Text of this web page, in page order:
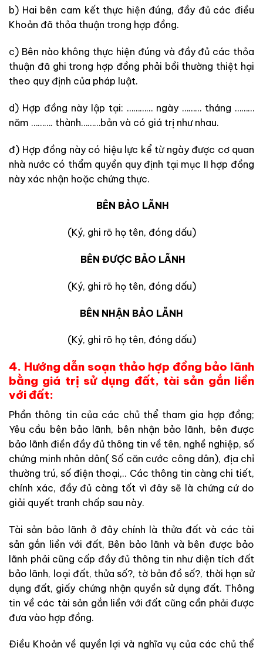
b) Hai bên cam kết thực hiện đúng, đầy đủ các điều
Khoản đã thỏa thuận trong hợp đồng.
c) Bên nào không thực hiện đúng và đầy đủ các thỏa
thuận đã ghi trong hợp đồng phải bồi thường thiệt hại
theo quy định của pháp luật.
d) Hợp đồng này lập tại: ………… ngày ……… tháng ………
năm ………. thành………bản và có giá trị như nhau.
đ) Hợp đồng này có hiệu lực kể từ ngày được cơ quan
nhà nước có thẩm quyền quy định tại mục II hợp đồng
này xác nhận hoặc chứng thực.
BÊN BẢO LÃNH
(Ký, ghi rõ họ tên, đóng dấu)
BÊN ĐƯỢC BẢO LÃNH
(Ký, ghi rõ họ tên, đóng dấu)
BÊN NHẬN BẢO LÃNH
(Ký, ghi rõ họ tên, đóng dấu)
4. Hướng dẫn soạn thảo hợp đồng bảo lãnh
bằng giá trị sử dụng đất, tài sản gắn liền
với đất:
Phần thông tin của các chủ thể tham gia hợp đồng;
Yêu cầu bên bảo lãnh, bên nhận bảo lãnh, bên được
bảo lãnh điền đầy đủ thông tin về tên, nghề nghiệp, số
chứng minh nhân dân( Số căn cước công dân), địa chỉ
thường trú, số điện thoại,.. Các thông tin càng chi tiết,
chính xác, đầy đủ càng tốt vì đây sẽ là chứng cứ do
giải quyết tranh chấp sau này.
Tài sản bảo lãnh ở đây chính là thửa đất và các tài
sản gắn liền với đất, Bên bảo lãnh và bên được bảo
lãnh phải cũng cấp đầy đủ thông tin như diện tích đất
bảo lãnh, loại đất, thửa số?, tờ bản đồ số?, thời hạn sử
dụng đất, giấy chứng nhận quyền sử dụng đất. Thông
tin về các tài sản gắn liền với đất cũng cần phải được
đưa vào hợp đồng.
Điều Khoản về quyền lợi và nghĩa vụ của các chủ thể